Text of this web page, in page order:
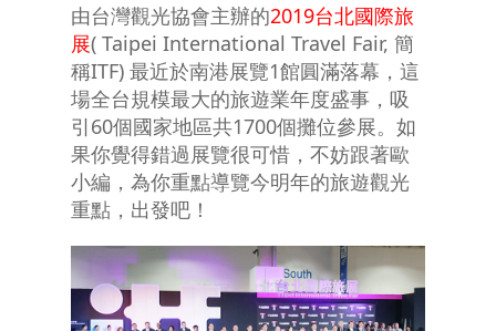
由台灣觀光協會主辦的2019台北國際旅
展( Taipei International Travel Fair, 簡
稱ITF) 最近於南港展覽1館圓滿落幕，這
場全台規模最大的旅遊業年度盛事，吸
引60個國家地區共1700個攤位參展。如
果你覺得錯過展覽很可惜，不妨跟著歐
小編，為你重點導覽今明年的旅遊觀光
重點，出發吧！